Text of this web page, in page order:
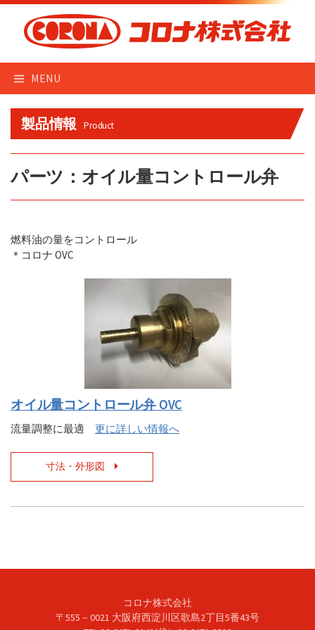
Skip
content
MENU
製品情報 Product
パーツ：オイル量コントロール弁
燃料油の量をコントロール
＊コロナ OVC
オイル量コントロール弁 OVC
流量調整に最適 更に詳しい情報へ
寸法・外形図
コロナ株式会社
〒555－0021 大阪府西淀川区歌島2丁目5番43号